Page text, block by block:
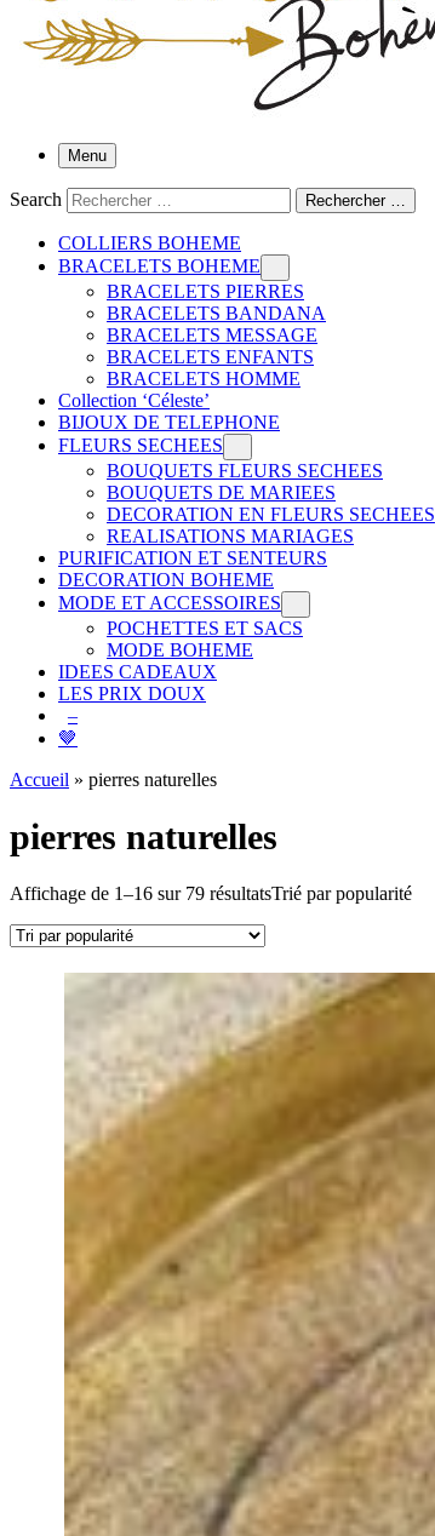
Menu
Search Rechercher …
COLLIERS BOHEME
BRACELETS BOHEME
BRACELETS PIERRES
BRACELETS BANDANA
BRACELETS MESSAGE
BRACELETS ENFANTS
BRACELETS HOMME
Collection ‘Céleste’
BIJOUX DE TELEPHONE
FLEURS SECHEES
BOUQUETS FLEURS SECHEES
BOUQUETS DE MARIEES
DECORATION EN FLEURS SECHEES
REALISATIONS MARIAGES
PURIFICATION ET SENTEURS
DECORATION BOHEME
MODE ET ACCESSOIRES
POCHETTES ET SACS
MODE BOHEME
IDEES CADEAUX
LES PRIX DOUX
–
🤎
Accueil » pierres naturelles
pierres naturelles
Affichage de 1–16 sur 79 résultatsTrié par popularité